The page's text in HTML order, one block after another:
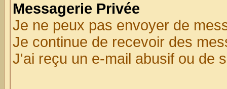
Messagerie Privée
Je ne peux pas envoyer de
Je continue de recevoir des
J'ai reçu un e-mail abusif ou de